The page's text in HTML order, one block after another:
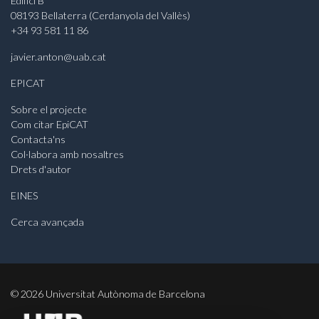
08193 Bellaterra (Cerdanyola del Vallès)
+34 93 581 11 86
javier.anton@uab.cat
EPICAT
Sobre el projecte
Com citar EpiCAT
Contacta'ns
Col·labora amb nosaltres
Drets d'autor
EINES
Cerca avançada
© 2026 Universitat Autònoma de Barcelona